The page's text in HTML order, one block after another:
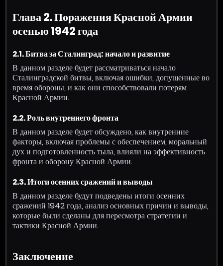
Глава 2. Поражения Красной Армии
осенью 1942 года
2.1. Битва за Сталинград: начало и развитие
В данном разделе будет рассматриваться начало
Сталинградской битвы, включая ошибки, допущенные во
время обороны, и как они способствовали потерям
Красной Армии.
2.2. Роль внутреннего фронта
В данном разделе будет обсуждено, как внутренние
факторы, включая проблемы с обеспечением, моральный
дух и подготовленность тыла, влияли на эффективность
фронта и оборону Красной Армии.
2.3. Итоги осенних сражений и выводы
В данном разделе будут подведены итоги осенних
сражений 1942 года, анализ основных причин и выводы,
которые были сделаны для пересмотра стратегии и
тактики Красной Армии.
Заключение